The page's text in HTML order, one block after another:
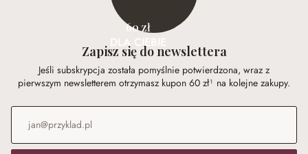
60 zł
DLA CIEBIE
Zapisz się do newslettera
Jeśli subskrypcja została pomyślnie potwierdzona, wraz z
pierwszym newsletterem otrzymasz kupon 60 zł¹ na kolejne zakupy.
Adres e-mail